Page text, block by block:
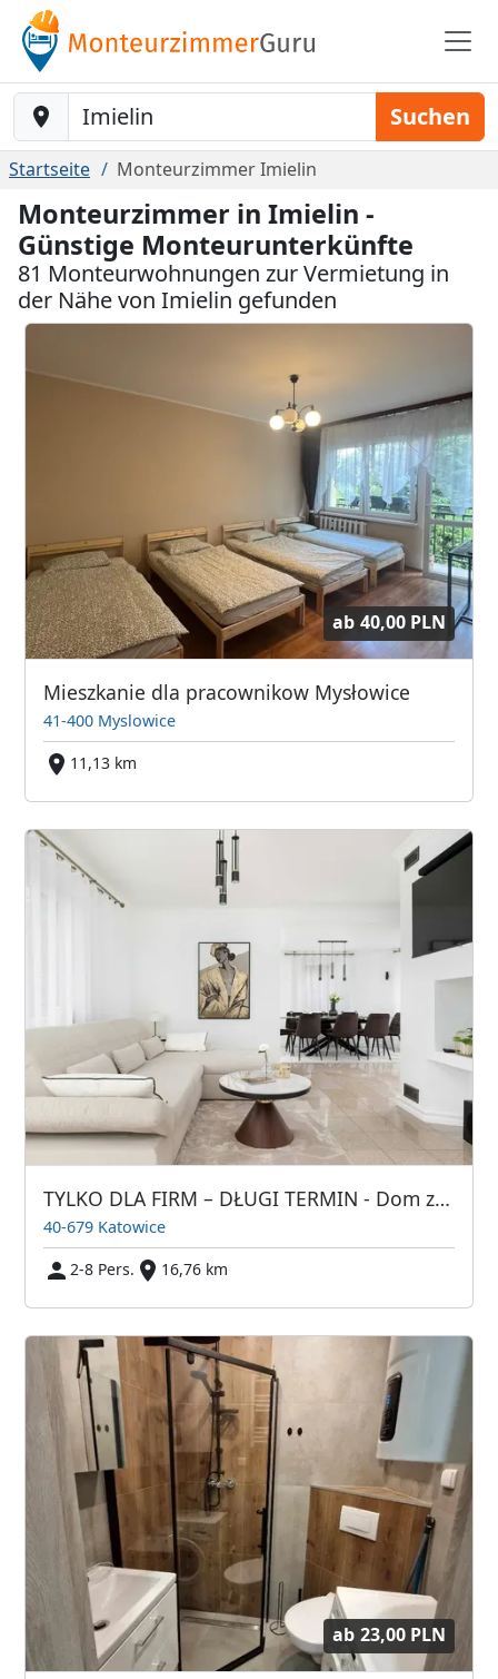
Baustelle-Location Suchen
Startseite Monteurzimmer Imielin
Monteurzimmer in Imielin -
Günstige Monteurunterkünfte
81 Monteurwohnungen zur Vermietung in
der Nähe von Imielin gefunden
ab 40,00 PLN
Mieszkanie dla pracownikow Mysłowice
41-400 Myslowice
11,13 km
TYLKO DLA FIRM – DŁUGI TERMIN - Dom z ogrodem Katowice Piotrowice
40-679 Katowice
2-8 Pers.
16,76 km
ab 23,00 PLN